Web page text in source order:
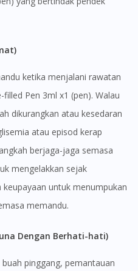
you like to head over to
not redirect me
ketika menjalani rawatan
Pen 3ml x1 (pen). Walau
dikurangkan atau kesedaran
atau episod kerap
berjaga-jaga semasa
mengelakkan sejak
untuk menumpukan
memandu.
Dengan Berhati-hati)
pinggang, pemantauan